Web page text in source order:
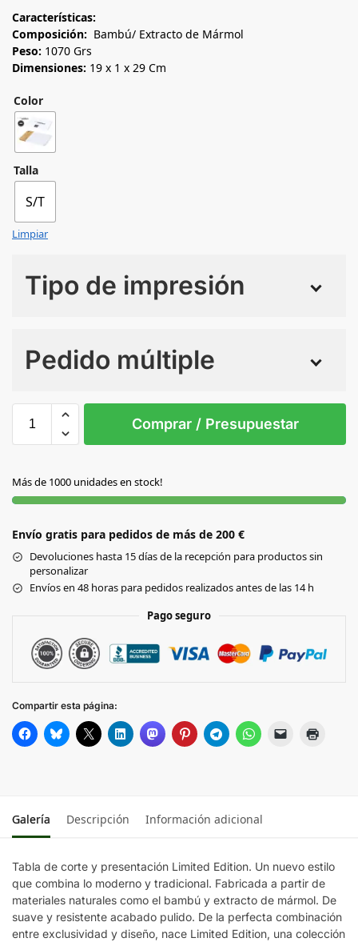
Características:
Composición: Bambú/ Extracto de Mármol
Peso: 1070 Grs
Dimensiones: 19 x 1 x 29 Cm
Color
Talla
S/T
Limpiar
Tipo de impresión
Pedido múltiple
S/T
Comprar / Presupuestar
Más de 1000 unidades en stock!
Envío gratis para pedidos de más de 200 €
Devoluciones hasta 15 días de la recepción para productos sin
personalizar
Envíos en 48 horas para pedidos realizados antes de las 14 h
Pago seguro
Compartir esta página:
Galería Descripción Información adicional
Tabla de corte y presentación Limited Edition. Un nuevo estilo
que combina lo moderno y tradicional. Fabricada a partir de
materiales naturales como el bambú y extracto de mármol. De
suave y resistente acabado pulido. De la perfecta combinación
entre exclusividad y diseño, nace Limited Edition, una colección